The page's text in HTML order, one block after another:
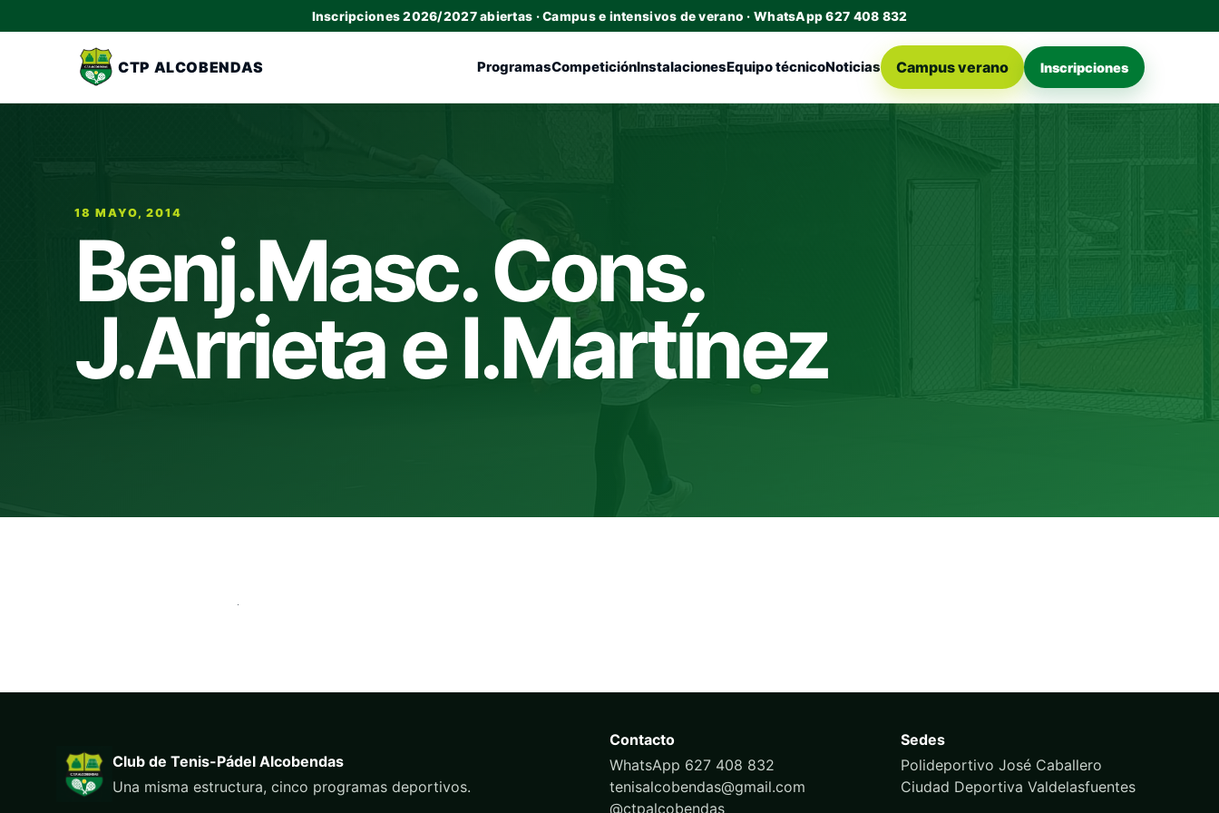
Inscripciones 2026/2027 abiertas · Campus e intensivos de verano · WhatsApp 627 408 832
CTP ALCOBENDAS ProgramasCompeticiónInstalacionesEquipo técnicoNoticias Campus verano Inscripciones
18 MAYO, 2014
Benj.Masc. Cons.
J.Arrieta e I.Martínez
Club de Tenis-Pádel Alcobendas
Una misma estructura, cinco programas deportivos.
Contacto
WhatsApp 627 408 832
tenisalcobendas@gmail.com
@ctpalcobendas
Sedes
Polideportivo José Caballero
Ciudad Deportiva Valdelasfuentes